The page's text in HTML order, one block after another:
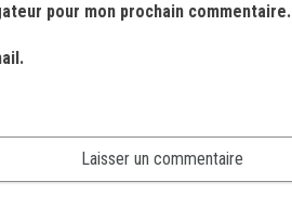
pour mon prochain commentaire.